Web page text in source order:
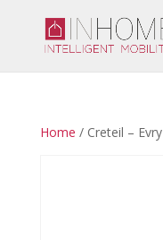
Home / Creteil – Evry